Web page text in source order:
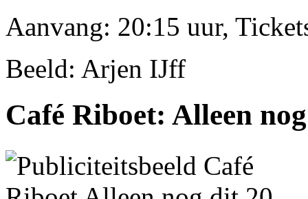
Aanvang: 20:15 uur,
Beeld: Arjen IJff
Café Riboet: Alleen